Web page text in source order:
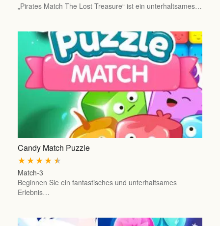
„Pirates Match The Lost Treasure“ ist ein unterhaltsames…
Candy Match Puzzle
★
★
★
★
★
Match-3
Beginnen Sie ein fantastisches und unterhaltsames
Erlebnis…